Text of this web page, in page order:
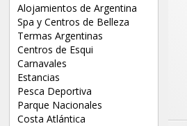
Alojamientos de Argentina
Spa y Centros de Belleza
Termas Argentinas
Centros de Esqui
Carnavales
Estancias
Pesca Deportiva
Parque Nacionales
Costa Atlántica